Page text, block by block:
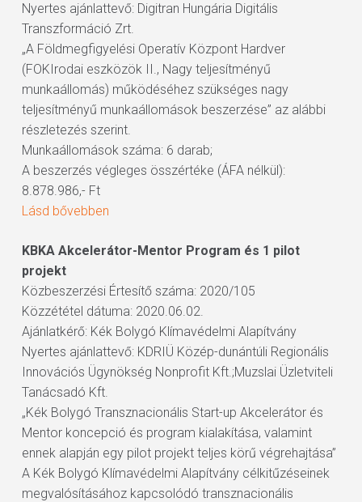
Nyertes ajánlattevő: Digitran Hungária Digitális
Transzformáció Zrt.
„A Földmegfigyelési Operatív Központ Hardver
(FOKIrodai eszközök II., Nagy teljesítményű
munkaállomás) működéséhez szükséges nagy
teljesítményű munkaállomások beszerzése” az alábbi
részletezés szerint.
Munkaállomások száma: 6 darab;
A beszerzés végleges összértéke (ÁFA nélkül):
8.878.986,- Ft
Lásd bővebben
KBKA Akcelerátor-Mentor Program és 1 pilot
projekt
Közbeszerzési Értesítő száma: 2020/105
Közzététel dátuma: 2020.06.02.
Ajánlatkérő: Kék Bolygó Klímavédelmi Alapítvány
Nyertes ajánlattevő: KDRIÜ Közép-dunántúli Regionális
Innovációs Ügynökség Nonprofit Kft.;Muzslai Üzletviteli
Tanácsadó Kft.
„Kék Bolygó Transznacionális Start-up Akcelerátor és
Mentor koncepció és program kialakítása, valamint
ennek alapján egy pilot projekt teljes körű végrehajtása”
A Kék Bolygó Klímavédelmi Alapítvány célkitűzéseinek
megvalósításához kapcsolódó transznacionális